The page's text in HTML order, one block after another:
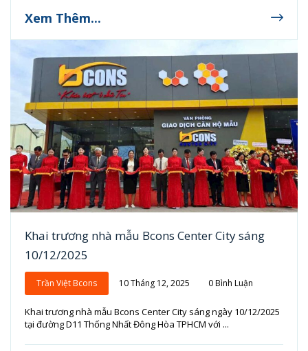
Xem Thêm...
Khai trương nhà mẫu Bcons Center City sáng
10/12/2025
Trần Việt Bcons 10 Tháng 12, 2025 0 Bình Luận
Khai trương nhà mẫu Bcons Center City sáng ngày 10/12/2025
tại đường D11 Thống Nhất Đông Hòa TPHCM với ...